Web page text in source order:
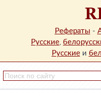
Рефераты -
Русские,
Русскиеи